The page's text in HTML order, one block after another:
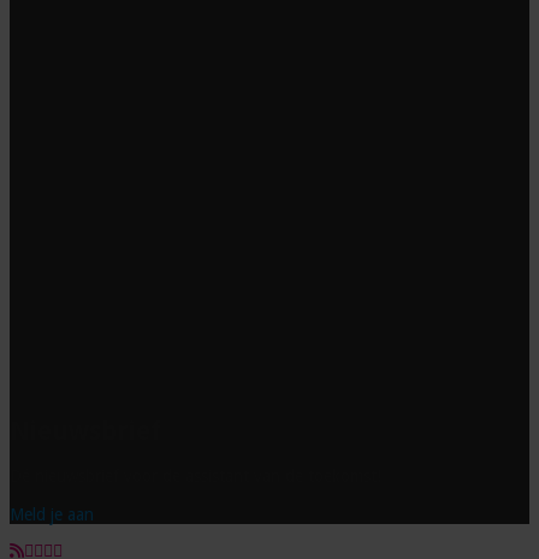
Meld je aan